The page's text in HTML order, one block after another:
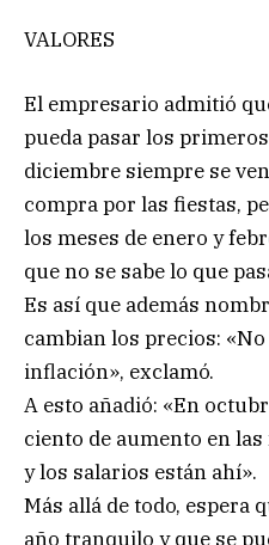
VALORES
El empresario admitió
pueda pasar los
diciembre siempre se
compra por las fiestas,
los meses de enero y
que no se sabe lo que
Es así que además
cambian los precios:
inflación», exclamó.
A esto añadió: «En
ciento de aumento en
y los salarios están ahí».
Más allá de todo, espera
año tranquilo y que se